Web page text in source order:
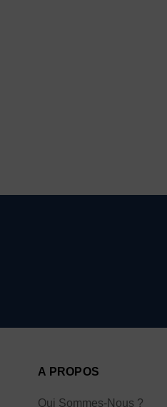
A PROPOS
Qui Sommes-Nous ?